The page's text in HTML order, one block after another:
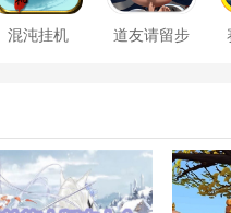
混沌挂机 道友请留步